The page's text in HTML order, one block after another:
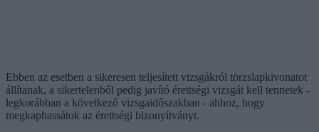
Ebben az esetben a sikeresen teljesített vizsgákról törzslapkivonatot
állítanak, a sikertelenből pedig javító érettségi vizsgát kell tennetek -
legkorábban a következő vizsgaidőszakban - ahhoz, hogy
megkaphassátok az érettségi bizonyítványt.